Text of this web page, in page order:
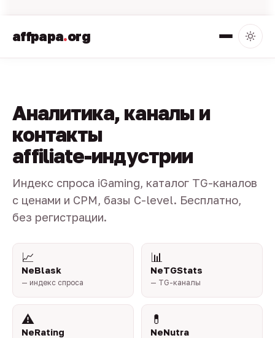
affpapa.org
Аналитика, каналы и
контакты
affiliate-индустрии
Индекс спроса iGaming, каталог TG-каналов
с ценами и CPM, базы C-level. Бесплатно,
без регистрации.
📈
NeBlask
— индекс спроса
📊
NeTGStats
— TG-каналы
⚠️
NeRating
💊
NeNutra